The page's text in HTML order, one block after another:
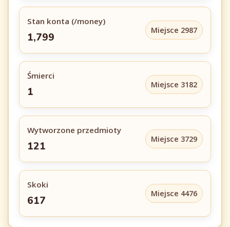
Stan konta (/money)
1,799
Miejsce 2987
Śmierci
1
Miejsce 3182
Wytworzone przedmioty
121
Miejsce 3729
Skoki
617
Miejsce 4476